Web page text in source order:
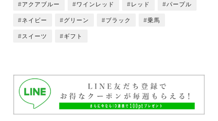
アクアブルー ワインレッド レッド パープル
ネイビー グリーン ブラック 乗馬
スイーツ ギフト